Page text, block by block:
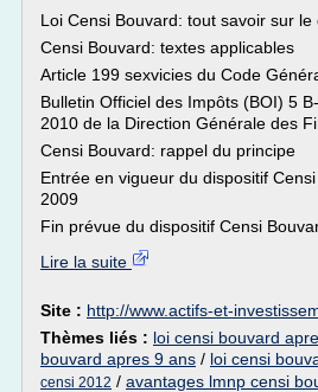
Loi Censi Bouvard: tout savoir sur le
Censi Bouvard: textes applicables
Article 199 sexvicies du Code
Bulletin Officiel des Impôts (BOI) 5
2010 de la Direction Générale des
Censi Bouvard: rappel du principe
Entrée en vigueur du dispositif
2009
Fin prévue du dispositif Censi
Lire la suite
Site : http://www.actifs-et-
Thèmes liés : loi censi bouvard
bouvard apres 9 ans / loi censi
censi 2012 / avantages lmnp censi